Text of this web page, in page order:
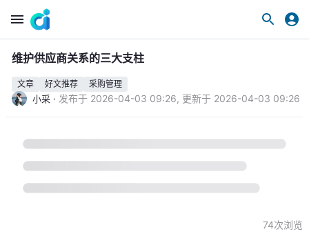
维护供应商关系的三大支柱
文章 好文推荐 采购管理
小采 · 发布于 2026-04-03 09:26, 更新于 2026-04-03 09:26
74次浏览